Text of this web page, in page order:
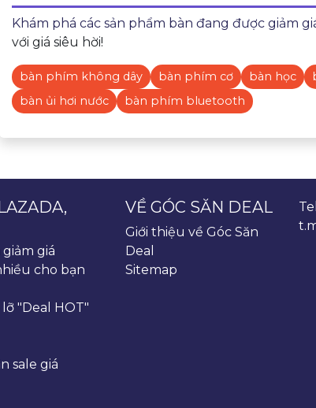
Khám phá các sản phẩm bàn đang được giảm
với giá siêu hời!
bàn phím không dây bàn phím cơ bàn học
bàn ủi hơi nước
bàn phím bluetooth
giá
cho bạn
"Deal HOT"
sale giá
VỀ GÓC SĂN DEAL
Giới thiệu về Góc Săn
Deal
Sitemap